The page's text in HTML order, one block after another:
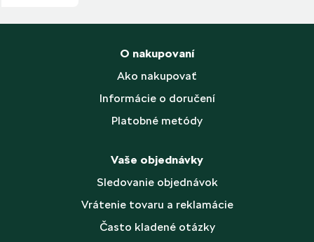
O nakupovaní
Ako nakupovať
Informácie o doručení
Platobné metódy
Vaše objednávky
Sledovanie objednávok
Vrátenie tovaru a reklamácie
Často kladené otázky